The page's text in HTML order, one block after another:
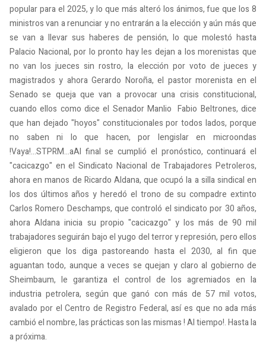
popular para el 2025, y lo que más alteró los ánimos, fue que los 8
ministros van a renunciar y no entrarán a la elección y aún más que
se van a llevar sus haberes de pensión, lo que molestó hasta
Palacio Nacional, por lo pronto hay les dejan a los morenistas que
no van los jueces sin rostro, la elección por voto de jueces y
magistrados y ahora Gerardo Noroña, el pastor morenista en el
Senado se queja que van a provocar una crisis constitucional,
cuando ellos como dice el Senador Manlio Fabio Beltrones, dice
que han dejado "hoyos" constitucionales por todos lados, porque
no saben ni lo que hacen, por lengislar en microondas
!Vaya!...STPRM...aAl final se cumplió el pronóstico, continuará el
"cacicazgo" en el Sindicato Nacional de Trabajadores Petroleros,
ahora en manos de Ricardo Aldana, que ocupó la a silla sindical en
los dos últimos años y heredó el trono de su compadre extinto
Carlos Romero Deschamps, que controló el sindicato por 30 años,
ahora Aldana inicia su propio "cacicazgo" y los más de 90 mil
trabajadores seguirán bajo el yugo del terror y represión, pero ellos
eligieron que los diga pastoreando hasta el 2030, al fin que
aguantan todo, aunque a veces se quejan y claro al gobierno de
Sheimbaum, le garantiza el control de los agremiados en la
industria petrolera, según que ganó con más de 57 mil votos,
avalado por el Centro de Registro Federal, así es que no ada más
cambió el nombre, las prácticas son las mismas ! Al tiempo!. Hasta la
a próxima.